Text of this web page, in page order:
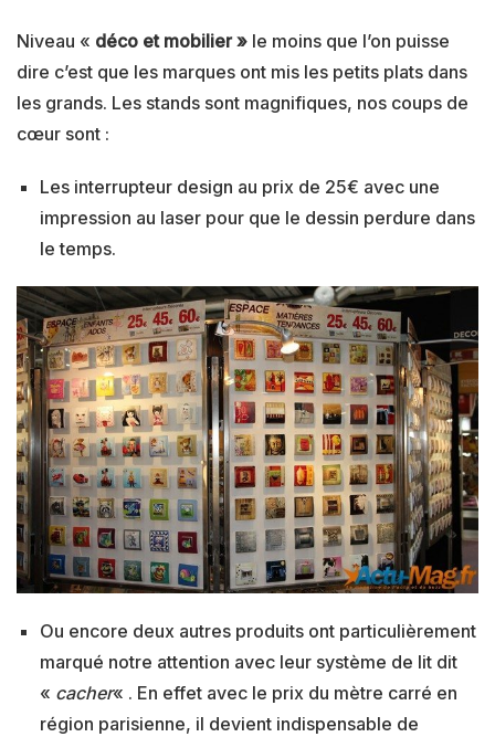
Niveau « déco et mobilier » le moins que l’on puisse
dire c’est que les marques ont mis les petits plats dans
les grands. Les stands sont magnifiques, nos coups de
cœur sont :
Les interrupteur design au prix de 25€ avec une
impression au laser pour que le dessin perdure dans
le temps.
Ou encore deux autres produits ont particulièrement
marqué notre attention avec leur système de lit dit
« cacher« . En effet avec le prix du mètre carré en
région parisienne, il devient indispensable de